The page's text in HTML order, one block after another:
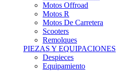
Motos R
Motos De Carretera
Scooters
Remolques
PIEZAS Y EQUIPACIONES
Despieces
Equipamiento
Neumáticos